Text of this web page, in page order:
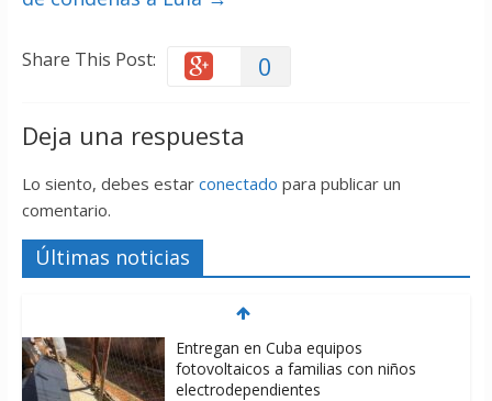
Share This Post: 0
Deja una respuesta
Lo siento, debes estar conectado para publicar un
comentario.
Últimas noticias
Entregan en Cuba equipos
fotovoltaicos a familias con niños
electrodependientes